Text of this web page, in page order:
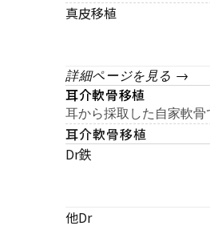
真皮移植
詳細ページを見る →
耳介軟骨移植
耳から採取した自家軟
耳介軟骨移植
Dr鉄
他Dr